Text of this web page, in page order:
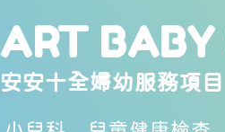
ART BABY
安安十全婦幼服務項目